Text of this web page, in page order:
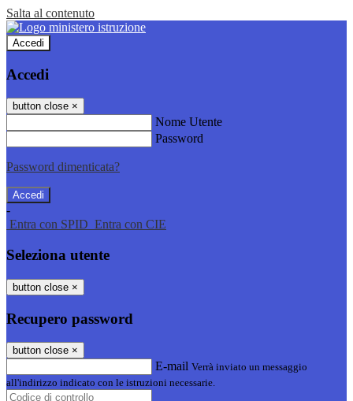
Salta al contenuto
Accedi
Accedi
button close ×
Nome Utente
Password
Password dimenticata?
-
Entra con SPID Entra con CIE
Seleziona utente
button close ×
Recupero password
button close ×
E-mail Verrà inviato un messaggio
all'indirizzo indicato con le istruzioni necessarie.